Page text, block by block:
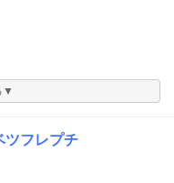
▼
ツフレプチ